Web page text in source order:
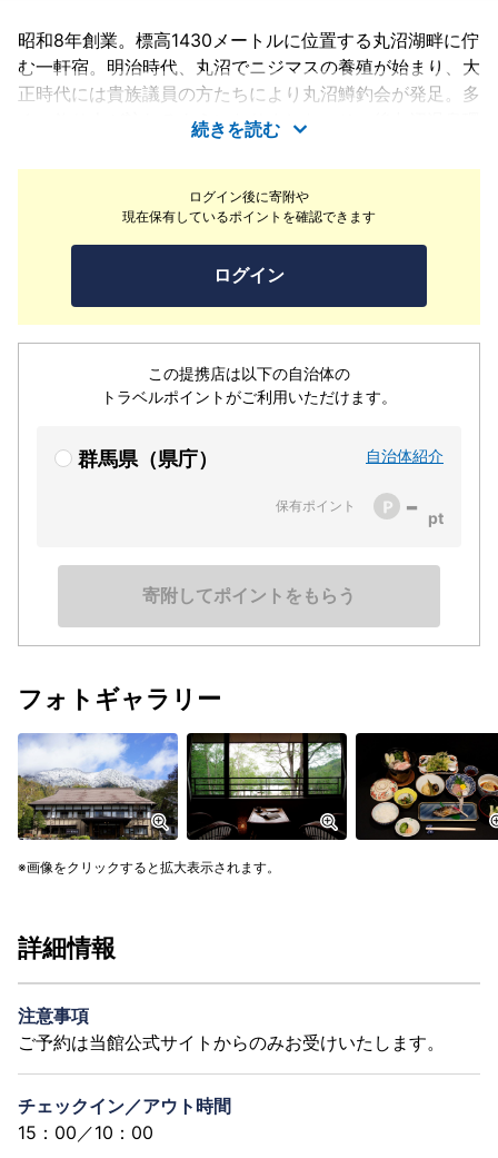
ログイン後に寄附や
現在保有しているポイントを確認できます
ログイン
この提携店は以下の自治体の
トラベルポイントがご利用いただけます。
群馬県（県庁） 自治体紹介
保有ポイント -
寄附してポイントをもらう
昭和8年創業。標高1430メートルに位置する丸沼湖畔に佇
む一軒宿。明治時代、丸沼でニジマスの養殖が始まり、大
正時代には貴族議員の方たちにより丸沼鱒釣会が発足。多
くの釣り人が訪れるようになりました。その後丸沼温泉環
瑚荘がオープン、春の新緑・夏の避暑・秋の紅葉とどの季
節に来ても素晴らしい自然をお楽しみいただけます。温泉
は源泉かけ流しの天然温泉、毎分200L湧出する湯量豊富
な源泉はシャワーにも源泉を使用しております。食事は決
して豪華ではありませんが地元でとれる食材をふんだんに
使用したお料理をお楽しみいただけます。営業期間は4月
下旬から11月中旬迄の期間営業となります。
続きを読む
フォトギャラリー
画像をクリックすると拡大表示されます。
詳細情報
注意事項
ご予約は当館公式サイトからのみお受けいたします。
チェックイン／アウト時間
15：00／10：00